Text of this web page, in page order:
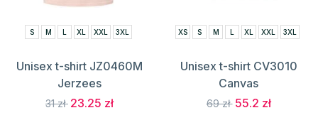
S M L XL XXL 3XL
Unisex t-shirt JZ0460M
Jerzees
31 zł 23.25 zł
XS S M L XL XXL 3XL
Unisex t-shirt CV3010
Canvas
69 zł 55.2 zł